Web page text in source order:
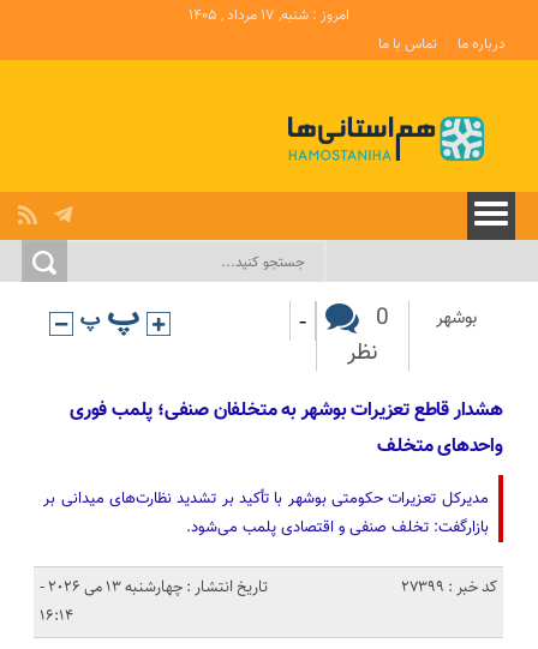
امروز : شنبه, ۱۷ مرداد , ۱۴۰۵
درباره ما
تماس با ما
بوشهر
0
نظر
-
هشدار قاطع تعزیرات بوشهر به متخلفان صنفی؛ پلمب فوری
واحدهای متخلف
مدیرکل تعزیرات حکومتی بوشهر با تأکید بر تشدید نظارت‌های میدانی بر
بازارگفت: تخلف صنفی و اقتصادی پلمب می‌شود.
کد خبر : 27399
تاریخ انتشار : چهارشنبه 13 می 2026 -
16:14